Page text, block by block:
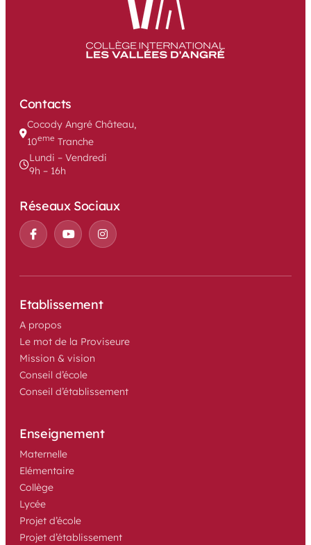
Contacts
Cocody Angré Château,
10eme Tranche
Lundi – Vendredi
9h – 16h
Réseaux Sociaux
Etablissement
A propos
Le mot de la Proviseure
Mission & vision
Conseil d’école
Conseil d’établissement
Enseignement
Maternelle
Elémentaire
Collège
Lycée
Projet d’école
Projet d’établissement